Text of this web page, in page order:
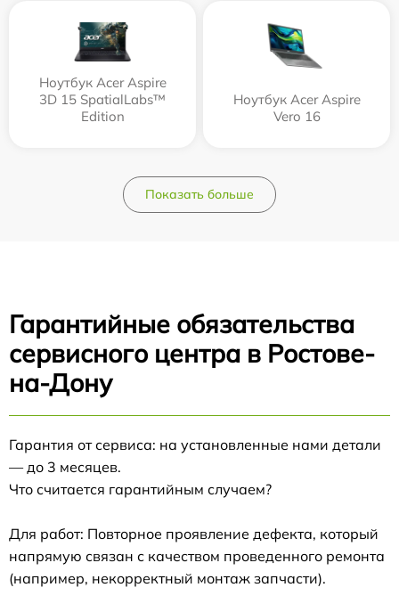
Ноутбук Acer Aspire
3D 15 SpatialLabs™
Edition
Ноутбук Acer Aspire
Vero 16
Показать больше
Гарантийные обязательства
сервисного центра в Ростове-
на-Дону
Гарантия от сервиса: на установленные нами детали
— до 3 месяцев.
Что считается гарантийным случаем?
Для работ: Повторное проявление дефекта, который
напрямую связан с качеством проведенного ремонта
(например, некорректный монтаж запчасти).